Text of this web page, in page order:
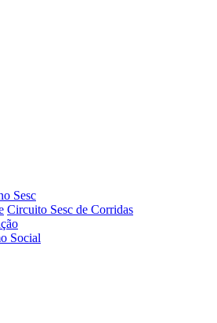
Sesc
Circuito Sesc de Corridas
Social